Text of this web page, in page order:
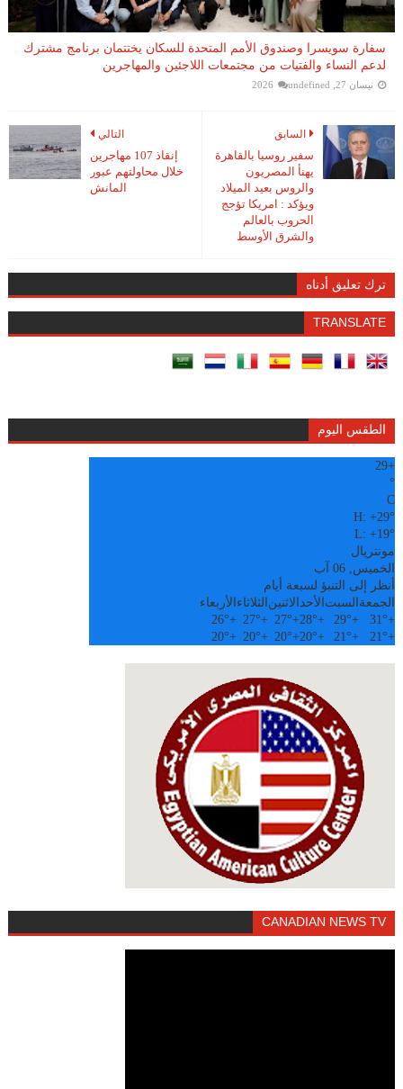
سفارة سويسرا وصندوق الأمم المتحدة للسكان يختتمان برنامج مشترك
لدعم النساء والفتيات من مجتمعات اللاجئين والمهاجرين
نيسان 27, 2026 undefined
التالي
إنقاذ 107 مهاجرين
خلال محاولتهم عبور
المانش
السابق
سفير روسيا بالقاهرة
يهنأ المصريون
والروس بعيد الميلاد
ويؤكد : امريكا تؤجج
الحروب بالعالم
والشرق الأوسط
ترك تعليق أدناه
TRANSLATE
الطقس اليوم
+
29
°
C
H:+29°
L:+19°
مونتريال
الخميس, 06 آب
أنظر إلى التنبؤ لسبعة أيام
الجمعة السبت الأحدالاثنين الثلاثاء الأربعاء
+
31°
+
29°
+
28°
+
27°
+
27°
+
26°
+
21°
+
21°
+
20°
+
20°
+
20°
+
20°
CANADIAN NEWS TV